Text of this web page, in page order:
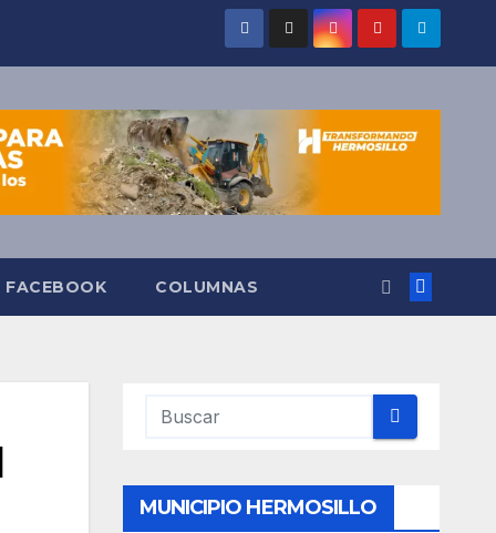
FACEBOOK COLUMNAS
MUNICIPIO HERMOSILLO